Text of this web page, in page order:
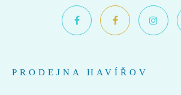
PRODEJNA HAVÍŘOV